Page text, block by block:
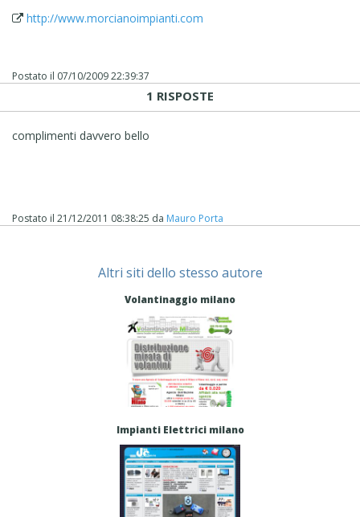
http://www.morcianoimpianti.com
Postato il 07/10/2009 22:39:37
1 RISPOSTE
complimenti davvero bello
Postato il 21/12/2011 08:38:25 da Mauro Porta
Altri siti dello stesso autore
Volantinaggio milano
Impianti Elettrici milano